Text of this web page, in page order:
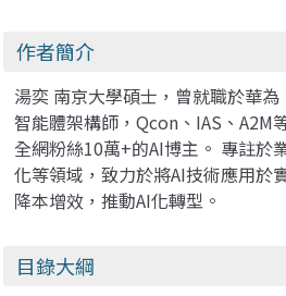
作者簡介
湯奕 南京大學碩士，曾就職於華
智能體架構師，Qcon、IAS、A2M
全網粉絲10萬+的AI博主。 專註於
化等領域，致力於將AI技術應用於
降本增效，推動AI化轉型。
目錄大綱